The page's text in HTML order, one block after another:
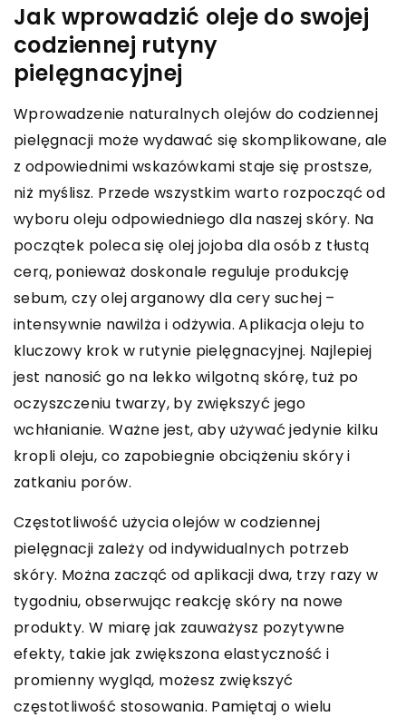
Jak wprowadzić oleje do swojej
codziennej rutyny
pielęgnacyjnej
Wprowadzenie naturalnych olejów do codziennej
pielęgnacji może wydawać się skomplikowane, ale
z odpowiednimi wskazówkami staje się prostsze,
niż myślisz. Przede wszystkim warto rozpocząć od
wyboru oleju odpowiedniego dla naszej skóry. Na
początek poleca się olej jojoba dla osób z tłustą
cerą, ponieważ doskonale reguluje produkcję
sebum, czy olej arganowy dla cery suchej –
intensywnie nawilża i odżywia. Aplikacja oleju to
kluczowy krok w rutynie pielęgnacyjnej. Najlepiej
jest nanosić go na lekko wilgotną skórę, tuż po
oczyszczeniu twarzy, by zwiększyć jego
wchłanianie. Ważne jest, aby używać jedynie kilku
kropli oleju, co zapobiegnie obciążeniu skóry i
zatkaniu porów.
Częstotliwość użycia olejów w codziennej
pielęgnacji zależy od indywidualnych potrzeb
skóry. Można zacząć od aplikacji dwa, trzy razy w
tygodniu, obserwując reakcję skóry na nowe
produkty. W miarę jak zauważysz pozytywne
efekty, takie jak zwiększona elastyczność i
promienny wygląd, możesz zwiększyć
częstotliwość stosowania. Pamiętaj o wielu